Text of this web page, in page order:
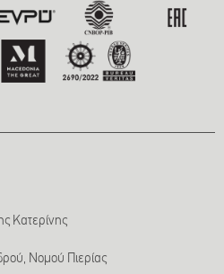
Κατερίνης
Νομού Πιερίας